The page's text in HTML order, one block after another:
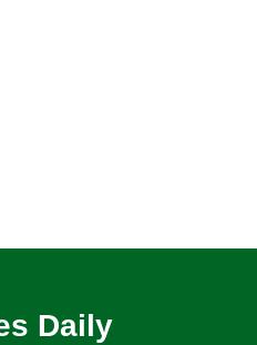
Daily